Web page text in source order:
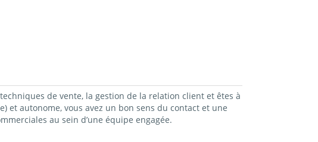
de vente, la gestion de la relation client et êtes à
et autonome, vous avez un bon sens du contact et une
au sein d’une équipe engagée.